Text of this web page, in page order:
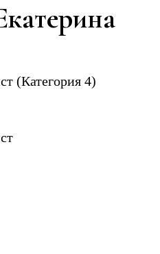
(Категория 4)